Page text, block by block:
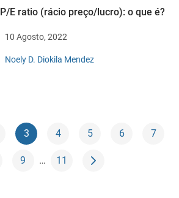
P/E ratio (rácio preço/lucro): o que é?
10 Agosto, 2022
Noely D. Diokila Mendez
3 4 5 6 7
9 … 11